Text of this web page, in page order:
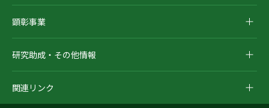
顕彰事業
研究助成・その他情報
関連リンク